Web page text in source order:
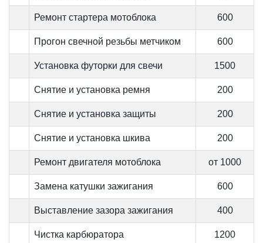
Ремонт стартера мотоблока 600
Прогон свечной резьбы метчиком 600
Установка футорки для свечи 1500
Снятие и установка ремня 200
Снятие и установка защиты 200
Снятие и установка шкива 200
Ремонт двигателя мотоблока от 1000
Замена катушки зажигания 600
Выставление зазора зажигания 400
Чистка карбюратора 1200